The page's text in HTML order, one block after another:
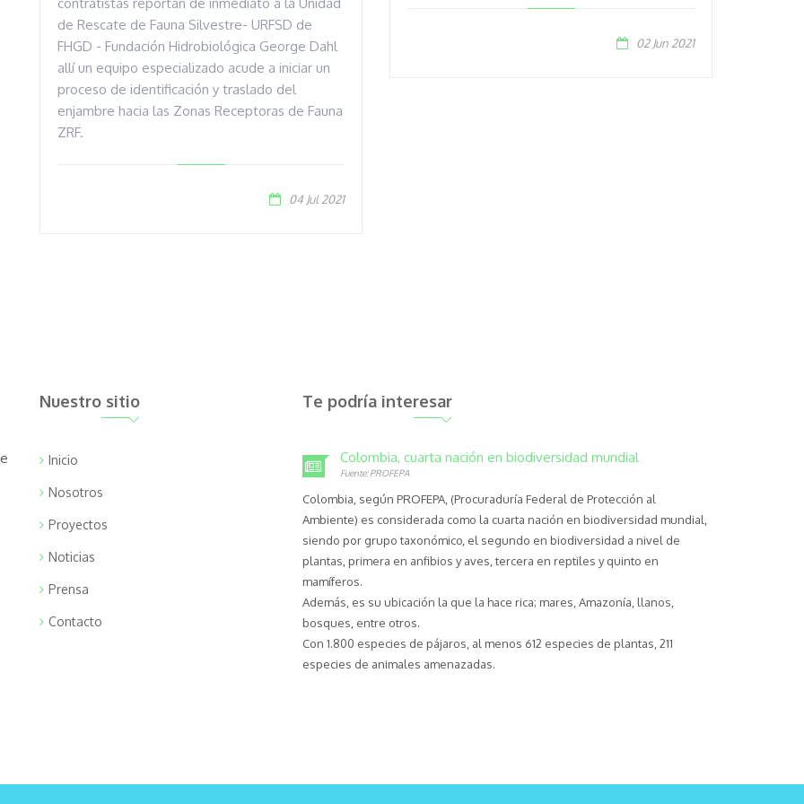
de Rescate de Fauna Silvestre- URFSD de
FHGD - Fundación Hidrobiológica George Dahl
allí un equipo especializado acude a iniciar un
proceso de identificación y traslado del
enjambre hacia las Zonas Receptoras de Fauna
ZRF.
04 Jul 2021
02 Jun 2021
Nuestro sitio
Inicio
Nosotros
Proyectos
Noticias
Prensa
Contacto
Te podría interesar
Colombia, cuarta nación en biodiversidad mundial
Fuente: PROFEPA
Colombia, según PROFEPA, (Procuraduría Federal de Protección al
Ambiente) es considerada como la cuarta nación en biodiversidad mundial,
siendo por grupo taxonómico, el segundo en biodiversidad a nivel de
plantas, primera en anfibios y aves, tercera en reptiles y quinto en
mamíferos.
Además, es su ubicación la que la hace rica; mares, Amazonía, llanos,
bosques, entre otros.
Con 1.800 especies de pájaros, al menos 612 especies de plantas, 211
especies de animales amenazadas.